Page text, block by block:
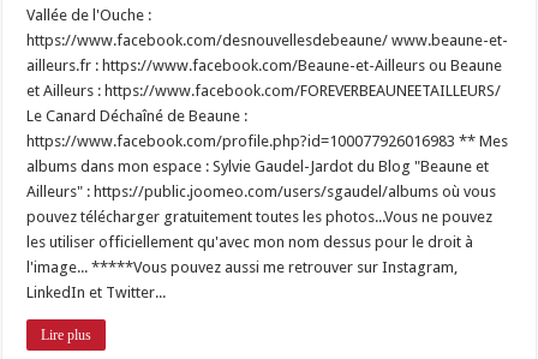
Vallée de l'Ouche :
https://www.facebook.com/desnouvellesdebeaune/ www.beaune-et-
ailleurs.fr : https://www.facebook.com/Beaune-et-Ailleurs ou Beaune
et Ailleurs : https://www.facebook.com/FOREVERBEAUNEETAILLEURS/
Le Canard Déchaîné de Beaune :
https://www.facebook.com/profile.php?id=100077926016983 ** Mes
albums dans mon espace : Sylvie Gaudel-Jardot du Blog "Beaune et
Ailleurs" : https://public.joomeo.com/users/sgaudel/albums où vous
pouvez télécharger gratuitement toutes les photos...Vous ne pouvez
les utiliser officiellement qu'avec mon nom dessus pour le droit à
l'image... *****Vous pouvez aussi me retrouver sur Instagram,
LinkedIn et Twitter...
Lire plus